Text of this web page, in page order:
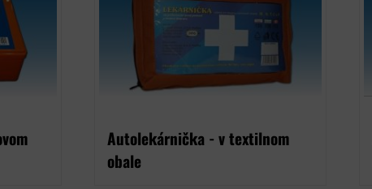
Autolekárnička - v textilnom
obale